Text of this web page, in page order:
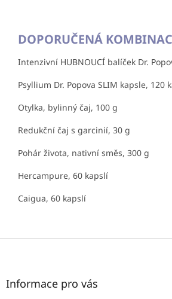
DOPORUČENÁ
Intenzivní HUBNOUCÍ balíček Dr.
Psyllium Dr. Popova SLIM kapsle, 120
Otylka, bylinný čaj, 100 g
Redukční čaj s garcinií, 30 g
Pohár života, nativní směs, 300 g
Hercampure, 60 kapslí
Caigua, 60 kapslí
Z
Informace pro vás